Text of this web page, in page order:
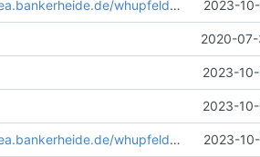
whupfeld/unfallkarte 2023-
2020-
2023-
2023-
whupfeld/unfallkarte 2023-